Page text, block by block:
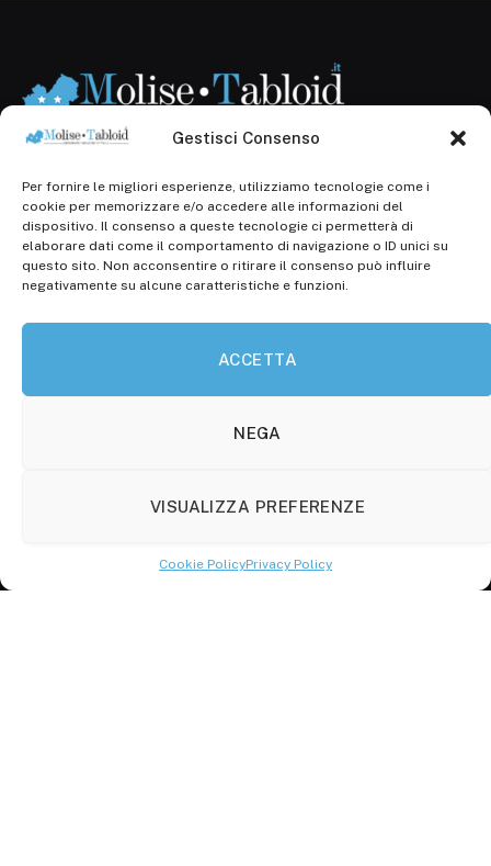
Gestisci Consenso
Per fornire le migliori esperienze, utilizziamo tecnologie come i
cookie per memorizzare e/o accedere alle informazioni del
dispositivo. Il consenso a queste tecnologie ci permetterà di
elaborare dati come il comportamento di navigazione o ID unici su
questo sito. Non acconsentire o ritirare il consenso può influire
negativamente su alcune caratteristiche e funzioni.
ACCETTA
NEGA
VISUALIZZA PREFERENZE
Cookie PolicyPrivacy Policy
Registr. presso il Tribunale di Campobasso: 3/2013 del
14.11.2013, Cron. 1254
Roc: iscrizione n° 25549 (Prot. 1138/com/15 del
30.04.2015)
P.Iva: 01707150700